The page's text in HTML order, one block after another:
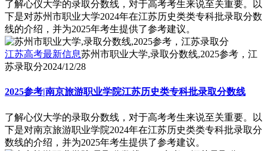
了解心仪大学的录取分数线，对于高考考生来说至关重要。以
下是对苏州市职业大学2024年在江苏历史类类专科批录取分数
线的介绍，并为2025年考生提供了参考建议。
江苏高考最新信息苏州市职业大学,录取分数线,2025参考，江
苏录取分2024/12/28
2025参考|南京旅游职业学院江苏历史类专科批录取分数线
了解心仪大学的录取分数线，对于高考考生来说至关重要。以
下是对南京旅游职业学院2024年在江苏历史类类专科批录取分
数线的介绍，并为2025年考生提供了参考建议。